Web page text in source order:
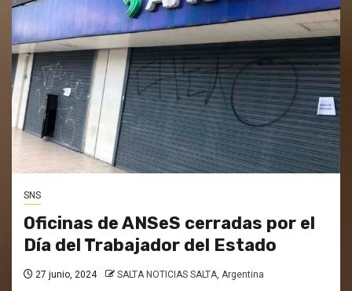
SNS
Oficinas de ANSeS cerradas por el
Día del Trabajador del Estado
27 junio, 2024 SALTA NOTICIAS SALTA, Argentina